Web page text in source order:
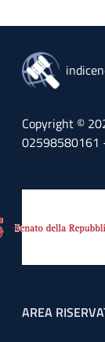
Copyright ©
Footer
AREA